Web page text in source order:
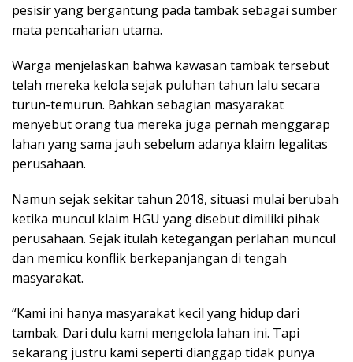
pesisir yang bergantung pada tambak sebagai sumber
mata pencaharian utama.
Warga menjelaskan bahwa kawasan tambak tersebut
telah mereka kelola sejak puluhan tahun lalu secara
turun-temurun. Bahkan sebagian masyarakat
menyebut orang tua mereka juga pernah menggarap
lahan yang sama jauh sebelum adanya klaim legalitas
perusahaan.
Namun sejak sekitar tahun 2018, situasi mulai berubah
ketika muncul klaim HGU yang disebut dimiliki pihak
perusahaan. Sejak itulah ketegangan perlahan muncul
dan memicu konflik berkepanjangan di tengah
masyarakat.
“Kami ini hanya masyarakat kecil yang hidup dari
tambak. Dari dulu kami mengelola lahan ini. Tapi
sekarang justru kami seperti dianggap tidak punya